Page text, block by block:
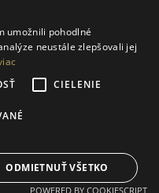
od Google (
Vytvorilofine.sk
umožnili pohodlné
neustále zlepšovali jej
CIELENIE
ODMIETNUŤ VŠETKO
POWERED BY COOKIESCRIPT